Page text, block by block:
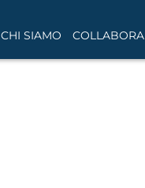
CHI SIAMO COLLABORA